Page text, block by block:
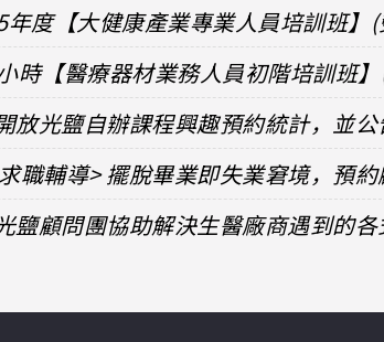
年度【大健康產業專業人員培訓班】
時【醫療器材業務人員初階培訓班
放光鹽自辦課程興趣預約統計，並
職輔導> 擺脫畢業即失業窘境，預
鹽顧問團協助解決生醫廠商遇到的